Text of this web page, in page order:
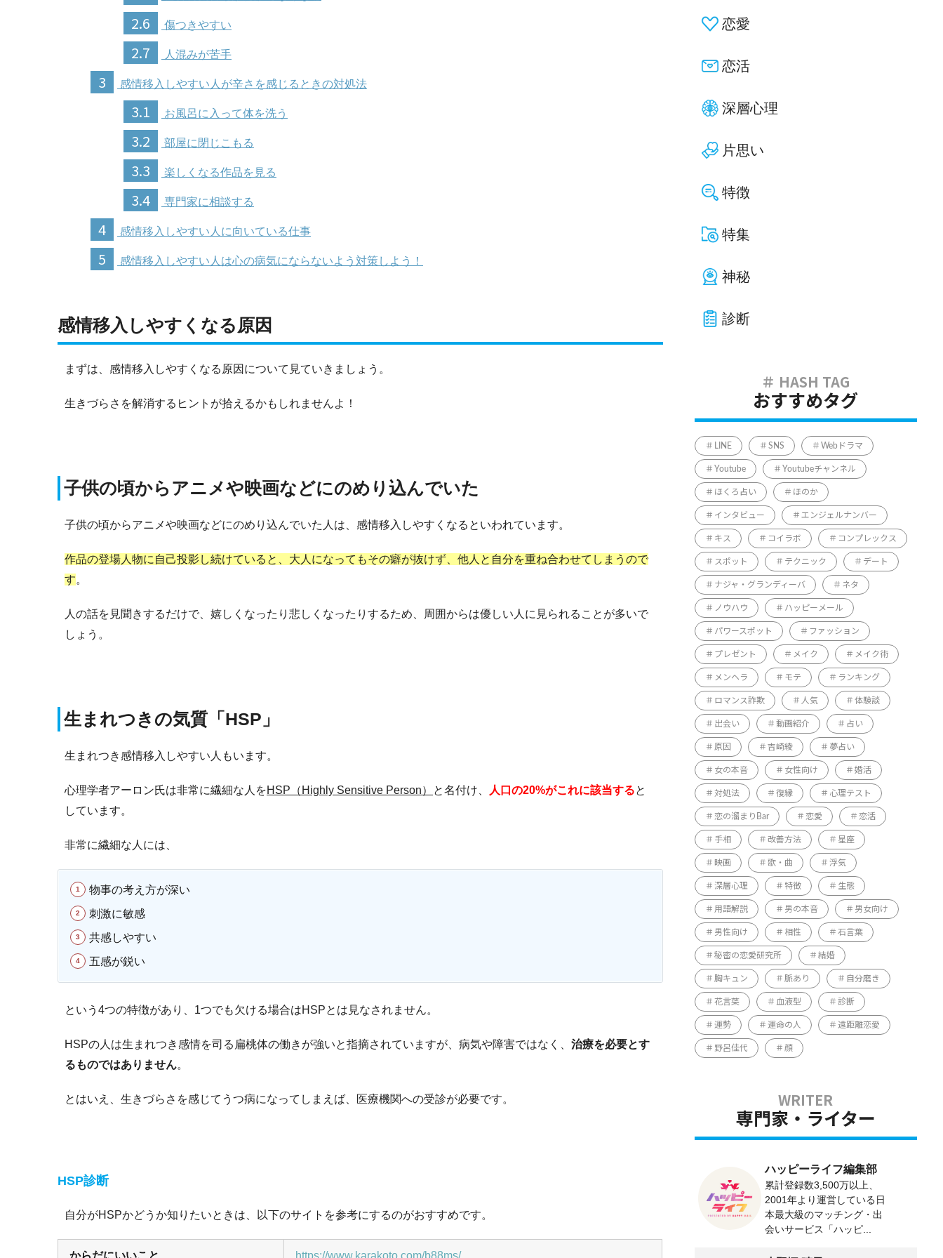
2.6 傷つきやすい
2.7 人混みが苦手
3 感情移入しやすい人が辛さを感じるときの対処法
3.1 お風呂に入って体を洗う
3.2 部屋に閉じこもる
3.3 楽しくなる作品を見る
3.4 専門家に相談する
4 感情移入しやすい人に向いている仕事
5 感情移入しやすい人は心の病気にならないよう対策しよう！
感情移入しやすくなる原因
まずは、感情移入しやすくなる原因について見ていきましょう。
生きづらさを解消するヒントが拾えるかもしれませんよ！
子供の頃からアニメや映画などにのめり込んでいた
子供の頃からアニメや映画などにのめり込んでいた人は、感情移入しやすくなるといわれています。
作品の登場人物に自己投影し続けていると、大人になってもその癖が抜けず、他人と自分を重ね合わせてしまうので
す。
人の話を見聞きするだけで、嬉しくなったり悲しくなったりするため、周囲からは優しい人に見られることが多いで
しょう。
生まれつきの気質「HSP」
生まれつき感情移入しやすい人もいます。
心理学者アーロン氏は非常に繊細な人をHSP（Highly Sensitive Person） と名付け、 人口の20%がこれに該当すると
しています。
非常に繊細な人には、
物事の考え方が深い
刺激に敏感
共感しやすい
五感が鋭い
という4つの特徴があり、1つでも欠ける場合はHSPとは見なされません。
HSPの人は生まれつき感情を司る扁桃体の働きが強いと指摘されていますが、病気や障害ではなく、 治療を必要とす
るものではありません。
とはいえ、生きづらさを感じてうつ病になってしまえば、医療機関への受診が必要です。
HSP診断
自分がHSPかどうか知りたいときは、以下のサイトを参考にするのがおすすめです。
からだにいいこと https://www.karakoto.com/b88ms/
恋愛
恋活
深層心理
片思い
特徴
特集
神秘
診断
おすすめタグ
LINE SNS Webドラマ
Youtube Youtubeチャンネル
ほくろ占い ほのか
インタビュー エンジェルナンバー
キス コイラボ コンプレックス
スポット テクニック デート
ナジャ・グランディーバ ネタ
ノウハウ ハッピーメール
パワースポット ファッション
プレゼント メイク メイク術
メンヘラ モテ ランキング
ロマンス詐欺 人気 体験談
出会い 動画紹介 占い
原因 吉崎綾 夢占い
女の本音 女性向け 婚活
対処法 復縁 心理テスト
恋の溜まりBar 恋愛 恋活
手相 改善方法 星座
映画 歌・曲 浮気
深層心理 特徴 生態
用語解説 男の本音 男女向け
男性向け 相性 石言葉
秘密の恋愛研究所 結婚
胸キュン 脈あり 自分磨き
花言葉 血液型 診断
運勢 運命の人 遠距離恋愛
野呂佳代 顔
専門家・ライター
ハッピーライフ編集部
累計登録数3,500万以上、
2001年より運営している日
本最大級のマッチング・出
会いサービス「ハッピ...